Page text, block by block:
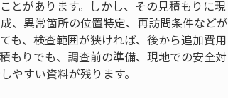
とがあります。しかし、その見積もりに現
、異常箇所の位置特定、再訪問条件などが
も、検査範囲が狭ければ、後から追加費用
もりでも、調査前の準備、現地での安全対
やすい資料が残ります。